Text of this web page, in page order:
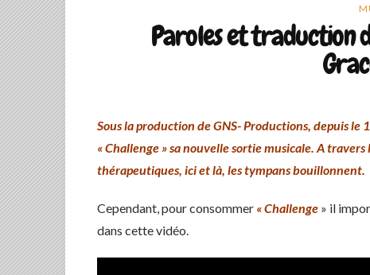
Paroles et traduction
Sous la production de GNS- Productions, depuis le
« Challenge » sa nouvelle sortie musicale. A
thérapeutiques, ici et là, les tympans bouillonnent.
Cependant, pour consommer « Challenge » il
dans cette vidéo.